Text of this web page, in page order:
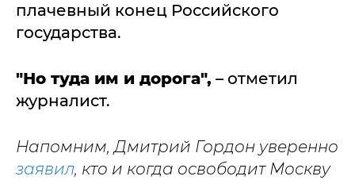
плачевный конец Российского
государства.
"Но туда им и дорога", – отметил
журналист.
Напомним, Дмитрий Гордон уверенно
заявил, кто и когда освободит Москву